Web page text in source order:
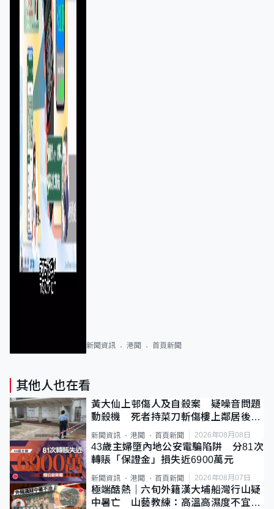
新聞資訊 港聞 首頁新聞
其他人也在看
黃大仙上邨傷人及自殺案 疑噪音問題
動殺機 死者持菜刀斬傷樓上鄰居後墮
斃
新聞資訊 港聞 首頁新聞 2026年08月08日
43歲主婦墮內地公安電騙陷阱 分81次
轉賬「保證金」損失近6900萬元
新聞資訊 港聞 首頁新聞 2026年08月07日
極端酷熱｜六旬外籍漢大埔船灣行山疑
中暑亡 山藝教練：高溫高濕度不宜遠